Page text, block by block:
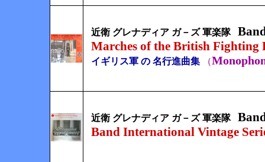
近衛 グレナディア ガ－ズ 軍楽隊
Marches of the British Fighting
イギリス軍 の 名行進曲集 （
近衛 グレナディア ガ－ズ 軍楽隊
Band International Vintage